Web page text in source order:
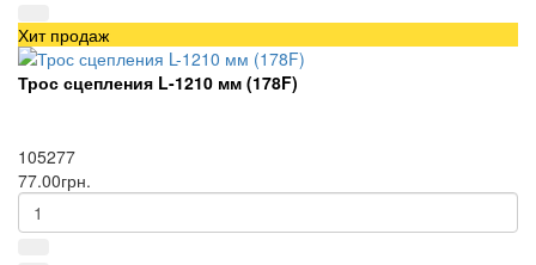
Хит продаж
Трос сцепления L-1210 мм (178F)
105277
77.00грн.